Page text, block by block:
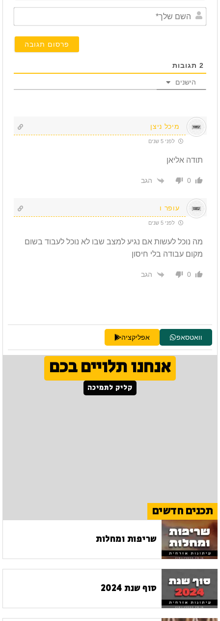
2 תגובות
הישנים
מיכל ניצן
לפני 5 שנים
תודה אליאן
0 הגב
עופר ו
לפני 5 שנים
מה נוכל לעשות אם נגיע למצב שבו לא נוכל לעבוד בשום
מקום עבודה בלי חיסון
0 הגב
וואטסאפ אפליקציה
אנחנו תלויים בכם
קליק לתמיכה
תכנים חדשים
שריפות ומחלות
סוף שנת 2024